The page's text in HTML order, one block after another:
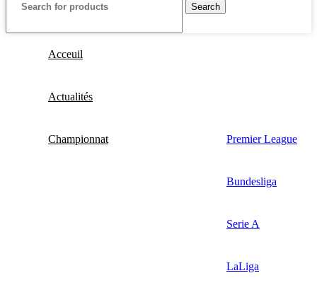
Search
Acceuil
Actualités
Championnat Premier League
Bundesliga
Serie A
LaLiga